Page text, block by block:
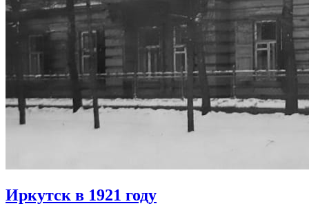
Иркутск в 1921 году